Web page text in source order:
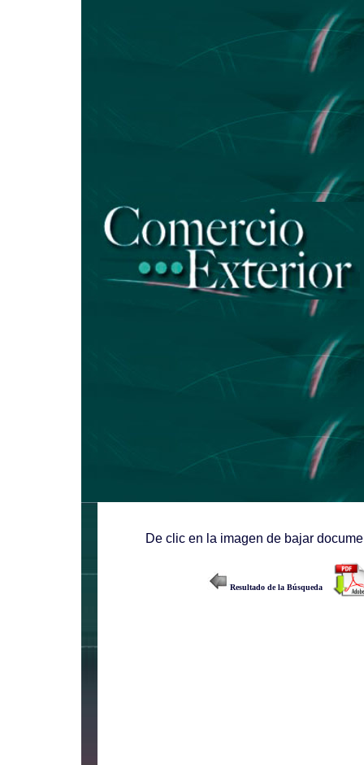
De clic en la imagen de bajar
Resultado de la Búsqueda